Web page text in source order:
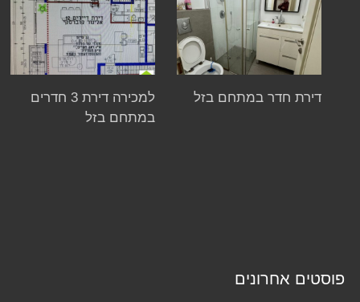
דירת חדר במתחם בזל
למכירה דירת 3 חדרים
במתחם בזל
פוסטים אחרונים